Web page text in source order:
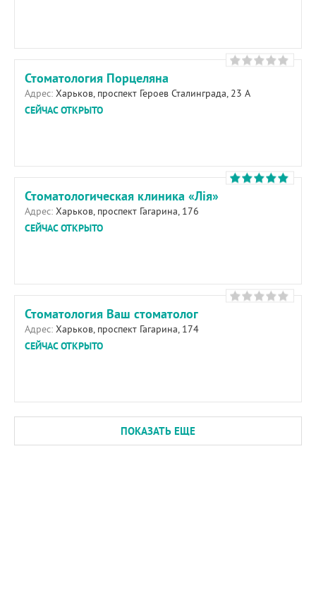
Стоматология Порцеляна
Адрес: Харьков, проспект Героев Сталинграда, 23 А
СЕЙЧАС ОТКРЫТО
Стоматологическая клиника «Лія»
Адрес: Харьков, проспект Гагарина, 176
СЕЙЧАС ОТКРЫТО
Стоматология Ваш стоматолог
Адрес: Харьков, проспект Гагарина, 174
СЕЙЧАС ОТКРЫТО
ПОКАЗАТЬ ЕЩЕ